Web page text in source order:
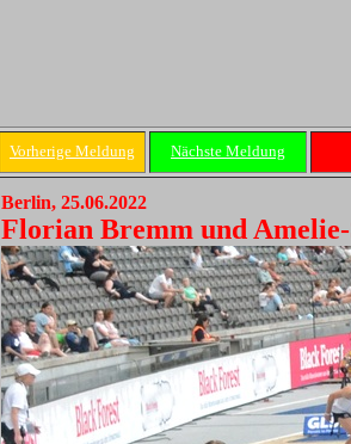
Vorherige Meldung Nächste Meldung
Berlin, 25.06.2022
Florian Bremm und